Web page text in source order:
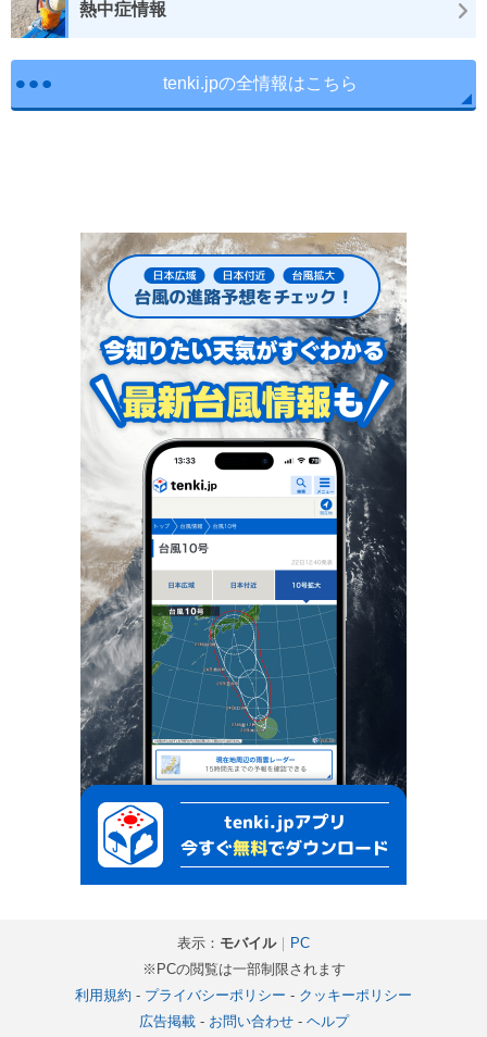
熱中症情報
tenki.jpの全情報はこちら
表示： モバイル｜
PC
※PCの閲覧は一部制限されます
利用規約 - プライバシーポリシー - クッキーポリシー
広告掲載- お問い合わせ- ヘルプ